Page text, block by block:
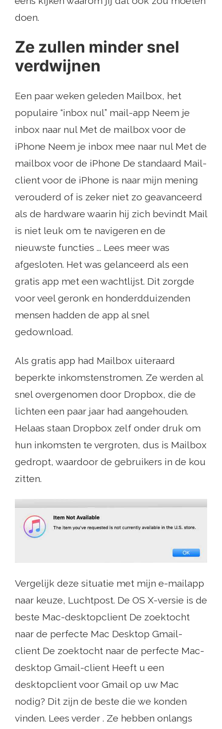
doen.
Ze zullen minder snel
verdwijnen
Een paar weken geleden Mailbox, het
populaire “inbox nul” mail-app Neem je
inbox naar nul Met de mailbox voor de
iPhone Neem je inbox mee naar nul Met de
mailbox voor de iPhone De standaard Mail-
client voor de iPhone is naar mijn mening
verouderd of is zeker niet zo geavanceerd
als de hardware waarin hij zich bevindt Mail
is niet leuk om te navigeren en de
nieuwste functies ... Lees meer was
afgesloten. Het was gelanceerd als een
gratis app met een wachtlijst. Dit zorgde
voor veel geronk en honderdduizenden
mensen hadden de app al snel
gedownload.
Als gratis app had Mailbox uiteraard
beperkte inkomstenstromen. Ze werden al
snel overgenomen door Dropbox, die de
lichten een paar jaar had aangehouden.
Helaas staan ​​Dropbox zelf onder druk om
hun inkomsten te vergroten, dus is Mailbox
gedropt, waardoor de gebruikers in de kou
zitten.
Vergelijk deze situatie met mijn e-mailapp
naar keuze, Luchtpost. De OS X-versie is de
beste Mac-desktopclient De zoektocht
naar de perfecte Mac Desktop Gmail-
client De zoektocht naar de perfecte Mac-
desktop Gmail-client Heeft u een
desktopclient voor Gmail op uw Mac
nodig? Dit zijn de beste die we konden
vinden. Lees verder . Ze hebben onlangs